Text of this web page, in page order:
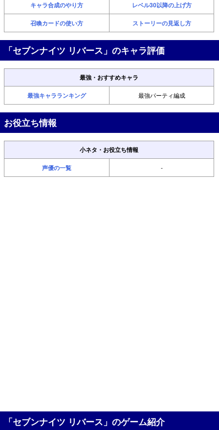
キャラ合成のやり方 レベル30以降の上げ方
召喚カードの使い方 ストーリーの見返し方
「セブンナイツ リバース」のキャラ評価
最強・おすすめキャラ
最強キャラランキング 最強パーティ編成
お役立ち情報
小ネタ・お役立ち情報
声優の一覧 -
「セブンナイツ リバース」のゲーム紹介